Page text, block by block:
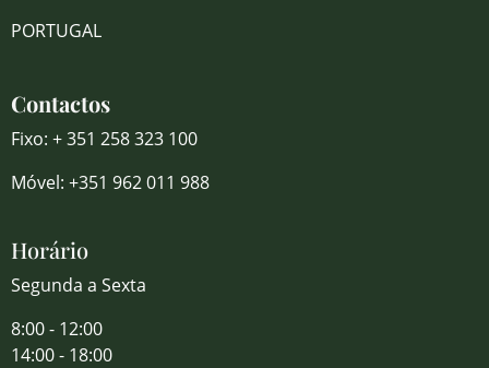
PORTUGAL
Contactos
Fixo: + 351 258 323 100
Móvel: +351 962 011 988
Horário
Segunda a Sexta
8:00 - 12:00
14:00 - 18:00